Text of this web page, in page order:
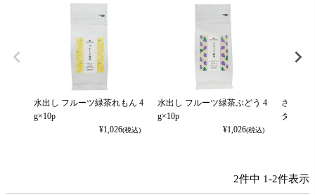
水出し フルーツ緑茶れもん 4
g×10p
¥1,026(税込)
水出し フルーツ緑茶ぶどう 4
g×10p
¥1,026(税込)
さくら
タンド
2件中 1-2件表示